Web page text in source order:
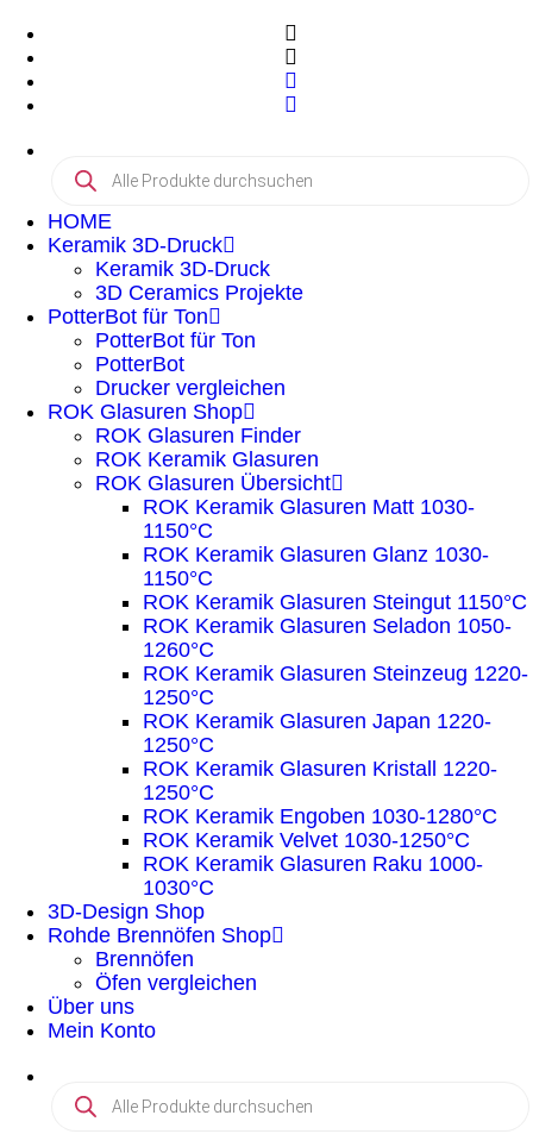
HOME
Keramik 3D-Druck
Keramik 3D-Druck
3D Ceramics Projekte
PotterBot für Ton
PotterBot für Ton
PotterBot
Drucker vergleichen
ROK Glasuren Shop
ROK Glasuren Finder
ROK Keramik Glasuren
ROK Glasuren Übersicht
ROK Keramik Glasuren Matt 1030-
1150°C
ROK Keramik Glasuren Glanz 1030-
1150°C
ROK Keramik Glasuren Steingut 1150°C
ROK Keramik Glasuren Seladon 1050-
1260°C
ROK Keramik Glasuren Steinzeug 1220-
1250°C
ROK Keramik Glasuren Japan 1220-
1250°C
ROK Keramik Glasuren Kristall 1220-
1250°C
ROK Keramik Engoben 1030-1280°C
ROK Keramik Velvet 1030-1250°C
ROK Keramik Glasuren Raku 1000-
1030°C
3D-Design Shop
Rohde Brennöfen Shop
Brennöfen
Öfen vergleichen
Über uns
Mein Konto